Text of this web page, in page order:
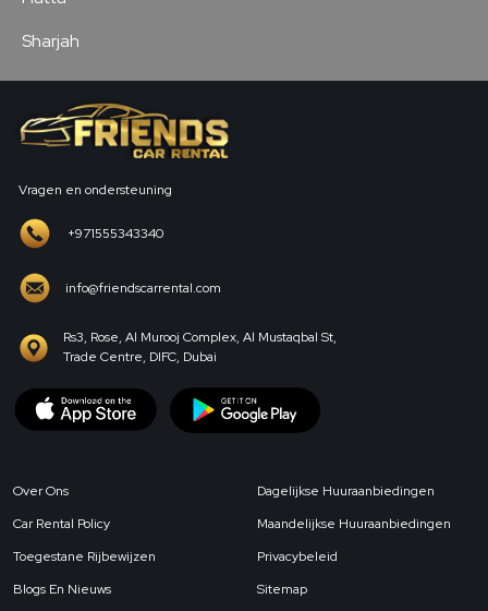
Sharjah
Vragen en ondersteuning
+971555343340
info@friendscarrental.com
Rs3, Rose, Al Murooj Complex, Al Mustaqbal St,
Trade Centre, DIFC, Dubai
Over Ons
Car Rental Policy
Toegestane Rijbewijzen
Blogs En Nieuws
Dagelijkse Huuraanbiedingen
Maandelijkse Huuraanbiedingen
Privacybeleid
Sitemap